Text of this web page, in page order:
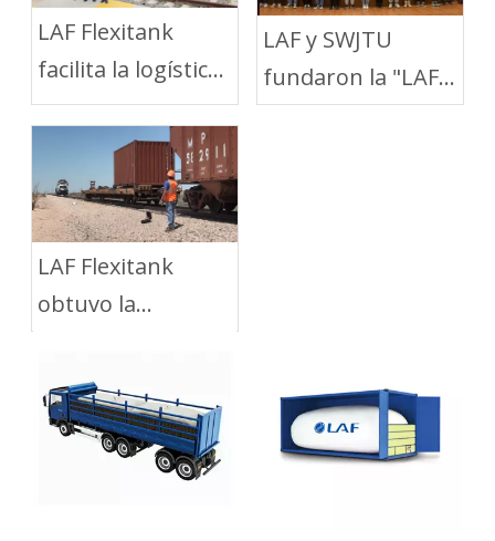
LAF Flexitank
facilita la logística
de aceite
comestible entre
China y Rusia
LAF y SWJTU
fundaron la "LAF
Beca "
LAF Flexitank
obtuvo la